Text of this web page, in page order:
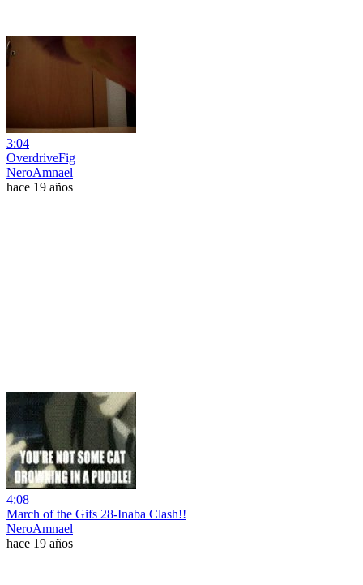
3:04
OverdriveFig
NeroAmnael
hace 19 años
4:08
March of the Gifs 28-Inaba Clash!!
NeroAmnael
hace 19 años